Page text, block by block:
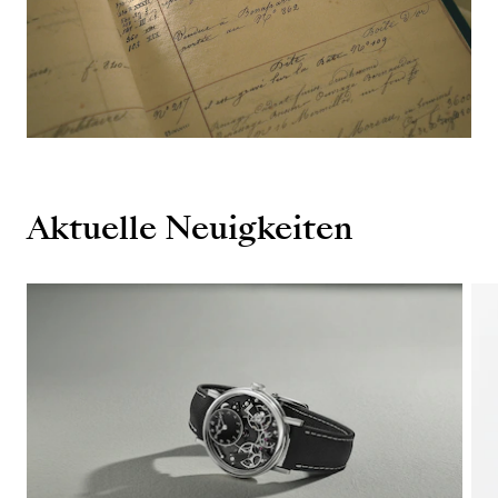
Aktuelle Neuigkeiten